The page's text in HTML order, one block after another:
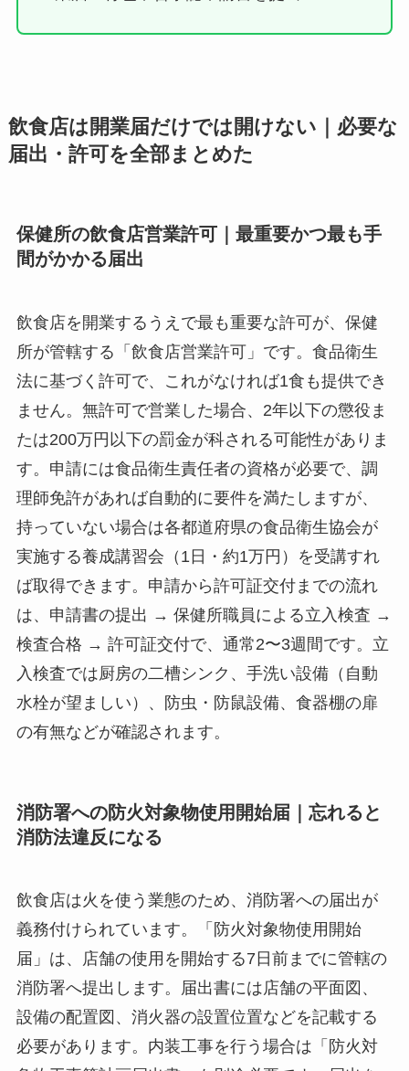
飲食店は開業届だけでは開けない｜必要な
届出・許可を全部まとめた
保健所の飲食店営業許可｜最重要かつ最も手
間がかかる届出
飲食店を開業するうえで最も重要な許可が、保健
所が管轄する「飲食店営業許可」です。食品衛生
法に基づく許可で、これがなければ1食も提供でき
ません。無許可で営業した場合、2年以下の懲役ま
たは200万円以下の罰金が科される可能性がありま
す。申請には食品衛生責任者の資格が必要で、調
理師免許があれば自動的に要件を満たしますが、
持っていない場合は各都道府県の食品衛生協会が
実施する養成講習会（1日・約1万円）を受講すれ
ば取得できます。申請から許可証交付までの流れ
は、申請書の提出 → 保健所職員による立入検査 →
検査合格 → 許可証交付で、通常2〜3週間です。立
入検査では厨房の二槽シンク、手洗い設備（自動
水栓が望ましい）、防虫・防鼠設備、食器棚の扉
の有無などが確認されます。
消防署への防火対象物使用開始届｜忘れると
消防法違反になる
飲食店は火を使う業態のため、消防署への届出が
義務付けられています。「防火対象物使用開始
届」は、店舗の使用を開始する7日前までに管轄の
消防署へ提出します。届出書には店舗の平面図、
設備の配置図、消火器の設置位置などを記載する
必要があります。内装工事を行う場合は「防火対